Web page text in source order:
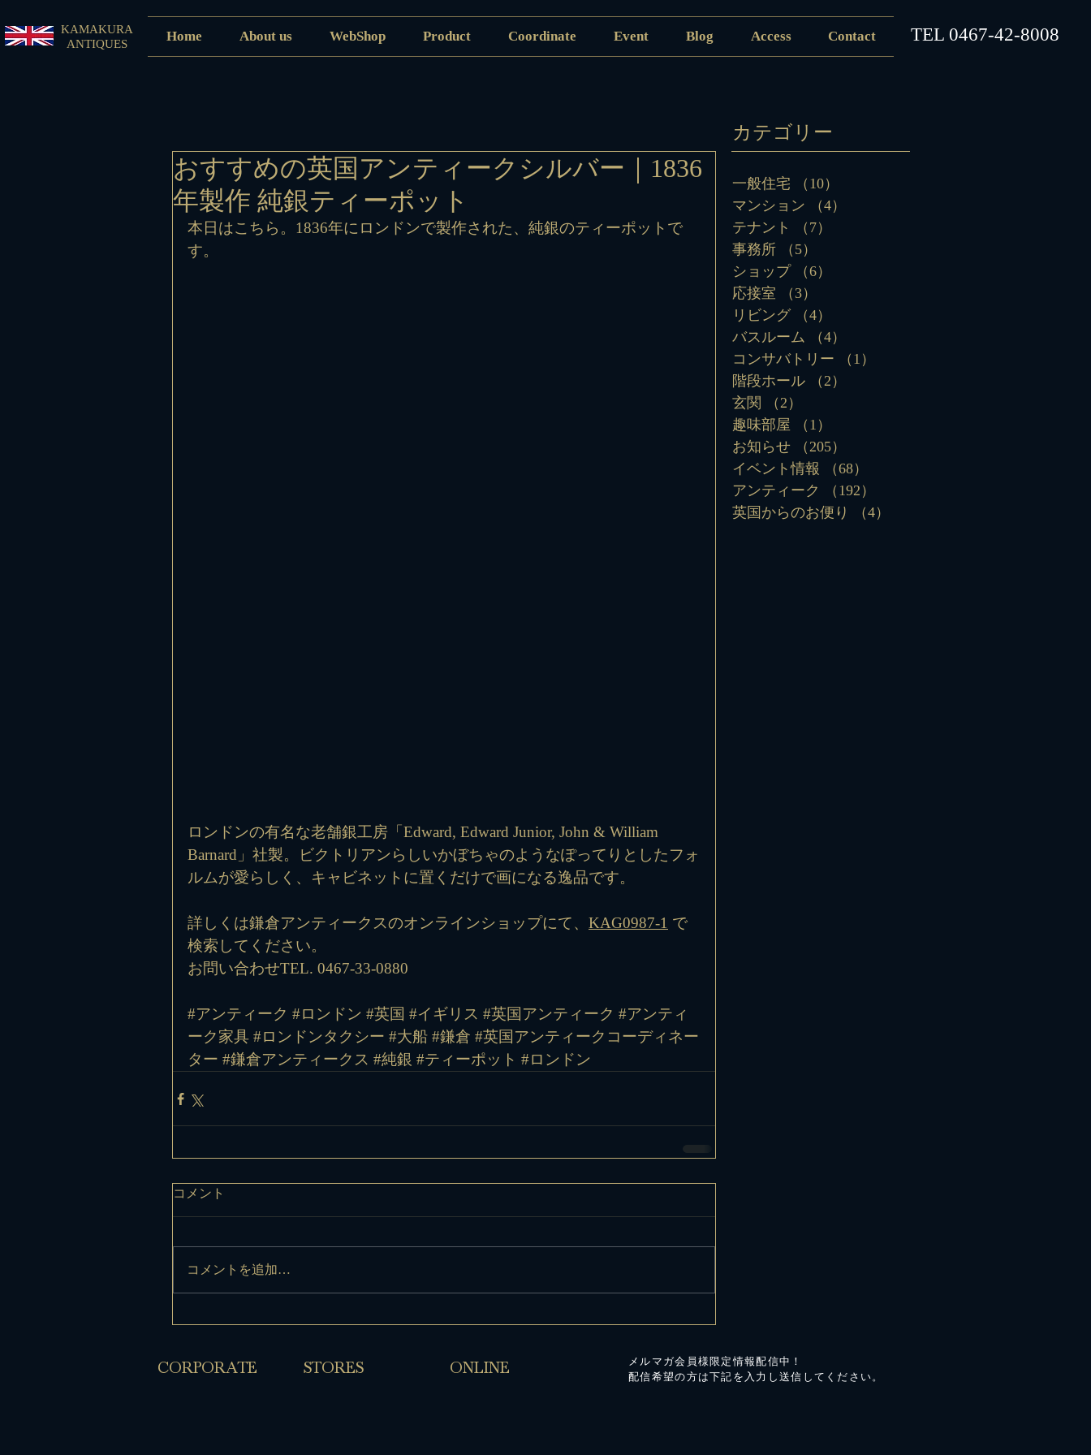
KAMAKURA
ANTIQUES
Home About us WebShop Product Coordinate Event Blog Access Contact ​TEL 0467-42-8008
おすすめの英国アンティークシルバー｜1836
年製作 純銀ティーポット
本日はこちら。1836年にロンドンで製作された、純銀のティーポットで
す。
ロンドンの有名な老舗銀工房「Edward, Edward Junior, John & William
Barnard」社製。ビクトリアンらしいかぼちゃのようなぽってりとしたフォ
ルムが愛らしく、キャビネットに置くだけで画になる逸品です。
詳しくは鎌倉アンティークスのオンラインショップにて、 KAG0987-1 で
検索してください。
お問い合わせTEL. 0467-33-0880
#アンティーク #ロンドン #英国 #イギリス #英国アンティーク #アンティ
ーク家具 #ロンドンタクシー #大船 #鎌倉 #英国アンティークコーディネー
ター #鎌倉アンティークス #純銀 #ティーポット #ロンドン
コメント
コメントを追加…
カテゴリー
一般住宅 （10）
マンション
（4）
テナント
（7）
事務所
（5）
ショップ
（6）
応接室
（3）
リビング
（4）
バスルーム
（4）
コンサバトリー
（1）
階段ホール
（2）
玄関
（2）
趣味部屋
（1）
お知らせ
（205）
イベント情報
（68）
アンティーク
（192）
英国からのお便り
（4）
​CORPORATE ​STORES ONLINE
メルマガ会員様限定情報配信中！
配信希望の方は下記を入力し送信してください。